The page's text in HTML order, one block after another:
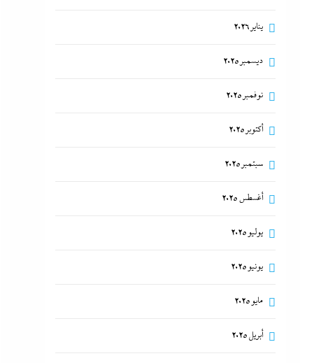
يناير 2026
ديسمبر 2025
نوفمبر 2025
أكتوبر 2025
سبتمبر 2025
أغسطس 2025
يوليو 2025
يونيو 2025
مايو 2025
أبريل 2025